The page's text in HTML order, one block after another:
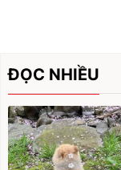
ĐỌC NHIỀU